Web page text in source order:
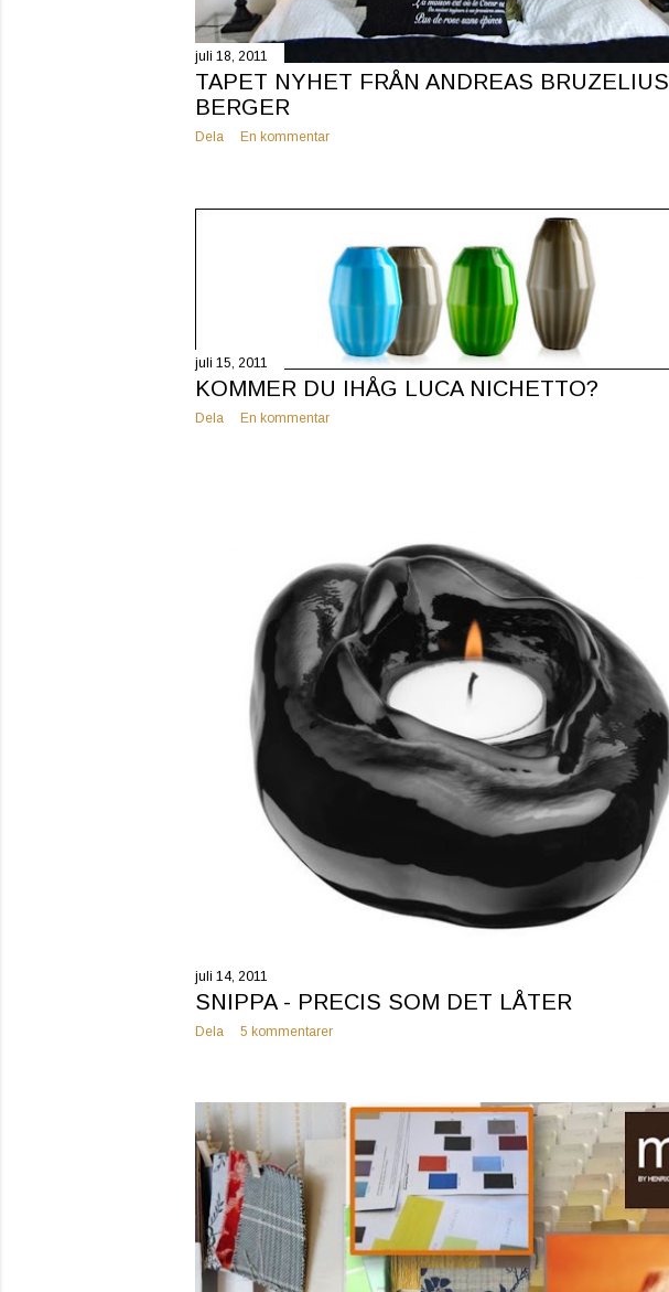
juli 18, 2011
TAPET NYHET FRÅN ANDREAS BRUZELIUS
BERGER
Dela En kommentar
juli 15, 2011
KOMMER DU IHÅG LUCA NICHETTO?
Dela En kommentar
juli 14, 2011
SNIPPA - PRECIS SOM DET LÅTER
Dela 5 kommentarer